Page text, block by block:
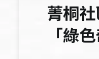
菁桐
「綠